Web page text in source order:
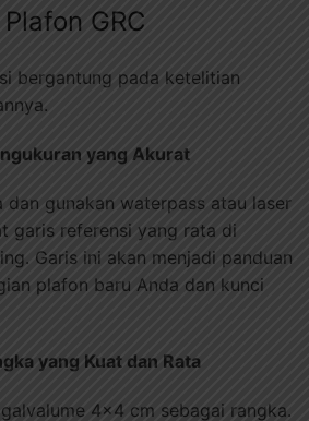
GRC
bergantung pada ketelitian
yang Akurat
dan gunakan waterpass atau laser
garis referensi yang rata di
Garis ini akan menjadi panduan
plafon baru Anda dan kunci
yang Kuat dan Rata
4×4 cm sebagai rangka.